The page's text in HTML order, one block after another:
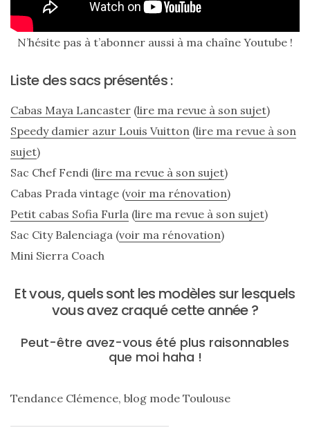
tendance
pour
l’été
N’hésite pas à t’abonner aussi à ma chaîne Youtube !
Liste des sacs présentés :
Cabas Maya Lancaster (lire ma revue à son sujet)
Speedy damier azur Louis Vuitton (lire ma revue à son
sujet)
Sac Chef Fendi (lire ma revue à son sujet)
Cabas Prada vintage (voir ma rénovation)
Petit cabas Sofia Furla (lire ma revue à son sujet)
Sac City Balenciaga (voir ma rénovation)
Mini Sierra Coach
Et vous, quels sont les modèles sur lesquels
vous avez craqué cette année ?
Peut-être avez-vous été plus raisonnables
que moi haha !
Tendance Clémence, blog mode Toulouse